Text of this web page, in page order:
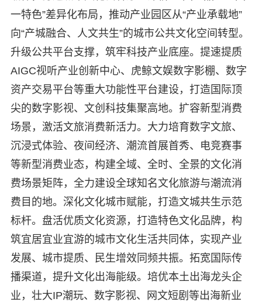
一特色”差异化布局，推动产业园区从“产业承载地”
向“产城融合、人文共生”的城市公共文化空间转型。
升级公共平台支撑，筑牢科技产业底座。提速提质
AIGC视听产业创新中心、虎鲸文娱数字影棚、数字
资产交易平台等重大功能性平台建设，打造国际顶
尖的数字影视、文创科技集聚高地。扩容新型消费
场景，激活文旅消费新活力。大力培育数字文旅、
沉浸式体验、夜间经济、潮流首展首秀、电竞赛事
等新型消费业态，构建全域、全时、全景的文化消
费场景矩阵，全力建设全球知名文化旅游与潮流消
费目的地。深化文化城市赋能，打造文城共生示范
标杆。盘活优质文化资源，打造特色文化品牌，构
筑宜居宜业宜游的城市文化生活共同体，实现产业
发展、城市提质、民生增效同频共振。拓宽国际传
播渠道，提升文化出海能级。培优本土出海龙头企
业，壮大IP潮玩、数字影视、网文短剧等出海新业